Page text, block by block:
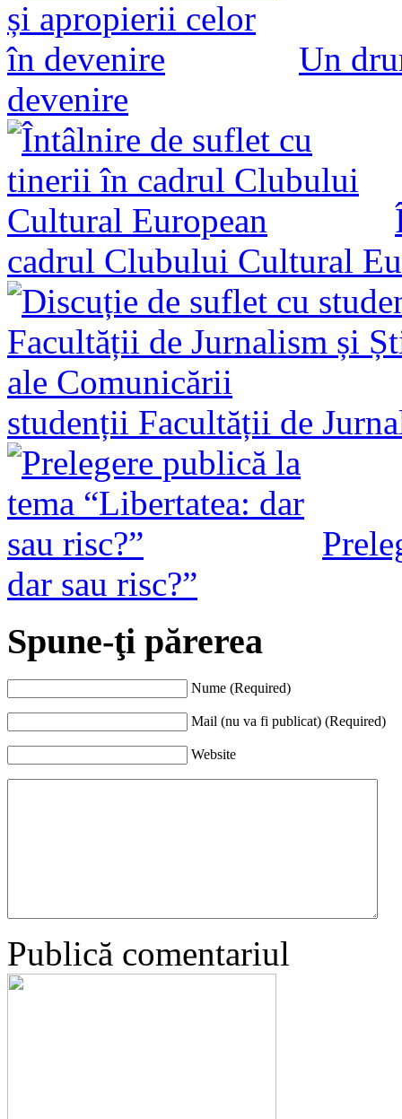
Un
devenire
cadrul Clubului Cultural
studenții Facultății de
dar sau risc?”
Spune-ţi părerea
Nume (Required)
Mail (nu va fi publicat) (Required)
Website
Publică comentariul